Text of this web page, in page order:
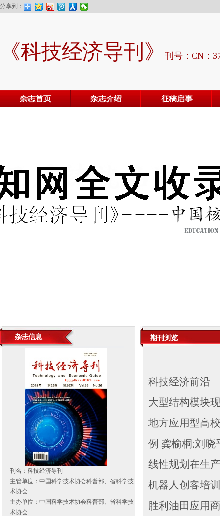
分享到：
《科技经济导刊》 刊号：CN：
杂志首页 杂志介绍 征稿启事
杂志信息
刊名：科技经济导刊
主管单位：中国科学技术协会科普部、省科学技
术协会
主办单位：中国科学技术协会科普部、省科学技
术协会
期刊浏览
科技经济前沿
大型结构模块
地方应用型高
例 龚榆桐;刘晓
线性规划在生
机器人创客培
胜利油田应用